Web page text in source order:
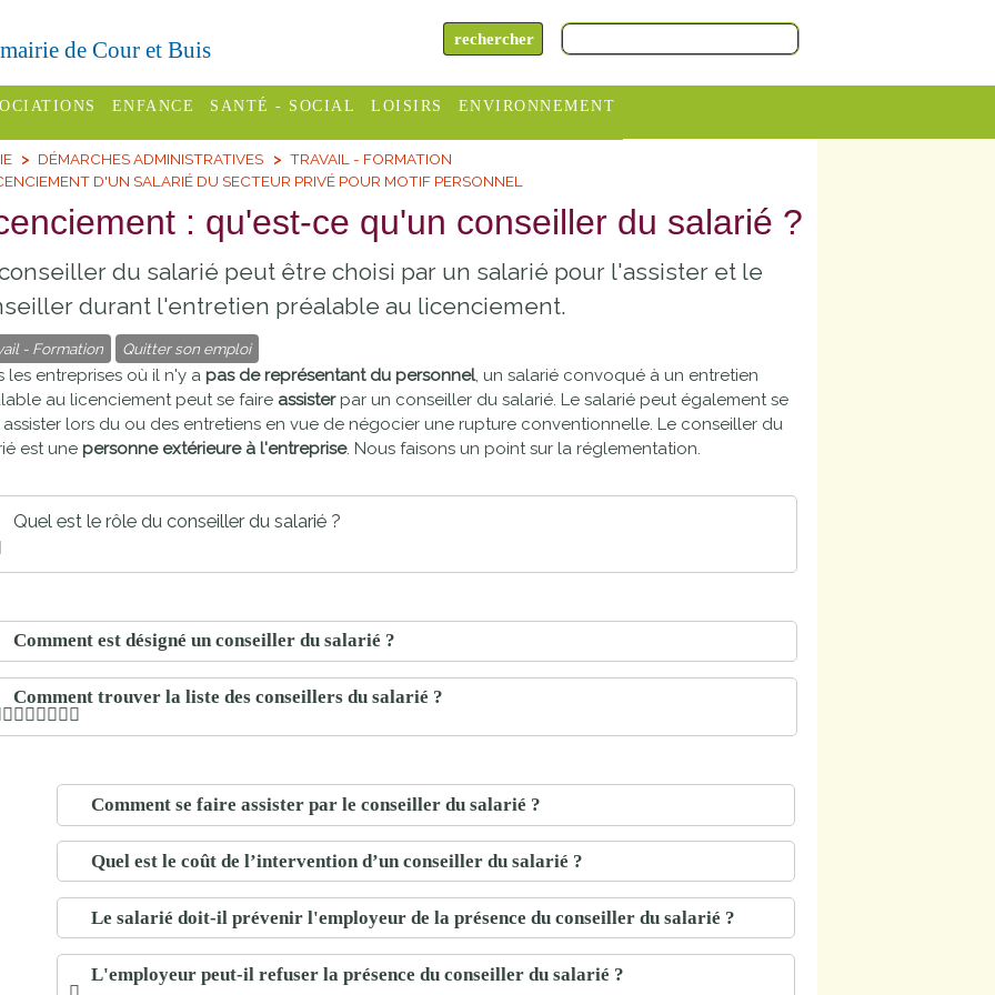
de Cour et Buis
des
des
ENFANCE
Assistantes
assistante
maternelle
Pôle petite
enfance
scolaires
publics
scolaires
privés
SANTÉ - SOCIAL
Centres
CCAS
Conseil
Départemental
Le SSIAD
Rivières
LOISIRS
Campings
Offices
de
tourisme
Piscines
Sélection
Buis
Visiter,
découvrir
et
ENVIRONNEMENT
incitative
DÉMARCHES ADMINISTRATIVES
TRAVAIL - FORMATION
D'UN SALARIÉ DU SECTEUR PRIVÉ POUR MOTIF PERSONNEL
: qu'est-ce qu'un conseiller du salarié ?
du salarié peut être choisi par un salarié pour l'assister et le
durant l'entretien préalable au licenciement.
- Formation Quitter son emploi
les entreprises où il n'y a pas de représentant du personnel, un salarié convoqué à un entretien
au licenciement peut se faire assisterpar un conseiller du salarié. Le salarié peut également se
assister lors du ou des entretiens en vue de négocier une rupture conventionnelle. Le conseiller du
est une personne extérieure à l'entreprise. Nous faisons un point sur la réglementation.
Quel est le rôle du conseiller du salarié ?
Comment est désigné un conseiller du salarié ?
Comment trouver la liste des conseillers du salarié ?
Comment se faire assister par le conseiller du salarié ?
Quel est le coût de l’intervention d’un conseiller du salarié ?
Le salarié doit-il prévenir l'employeur de la présence du conseiller du salarié ?
L'employeur peut-il refuser la présence du conseiller du salarié ?